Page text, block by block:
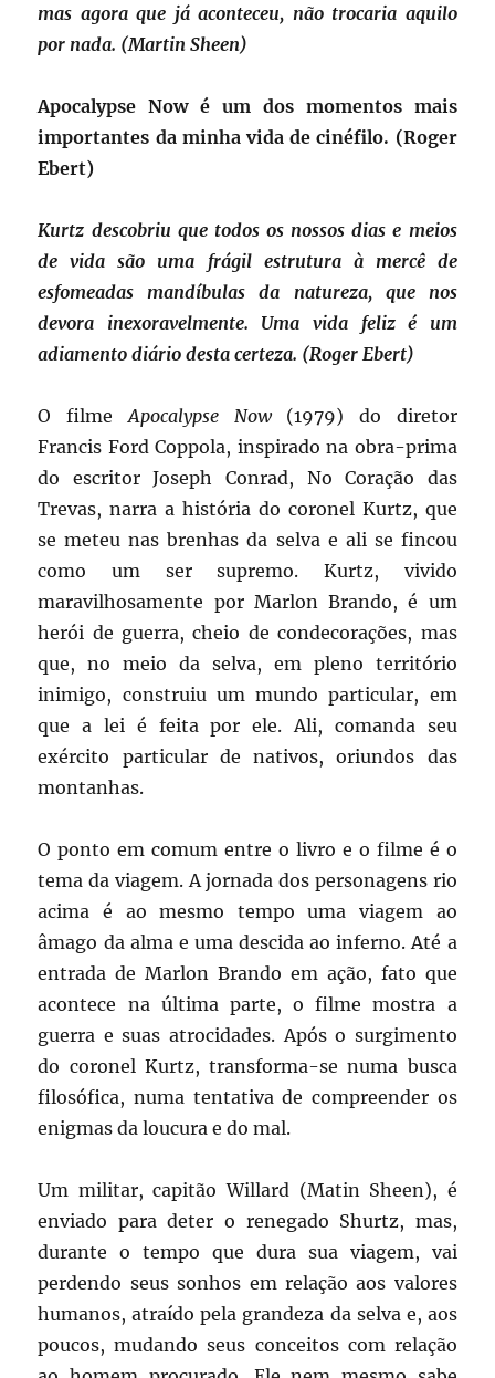
mas agora que já aconteceu, não trocaria aquilo
por nada. (Martin Sheen)
Apocalypse Now é um dos momentos mais
importantes da minha vida de cinéfilo. (Roger
Ebert)
Kurtz descobriu que todos os nossos dias e meios
de vida são uma frágil estrutura à mercê de
esfomeadas mandíbulas da natureza, que nos
devora inexoravelmente. Uma vida feliz é um
adiamento diário desta certeza. (Roger Ebert)
O filme Apocalypse Now(1979) do diretor
Francis Ford Coppola, inspirado na obra-prima
do escritor Joseph Conrad, No Coração das
Trevas, narra a história do coronel Kurtz, que
se meteu nas brenhas da selva e ali se fincou
como um ser supremo. Kurtz, vivido
maravilhosamente por Marlon Brando, é um
herói de guerra, cheio de condecorações, mas
que, no meio da selva, em pleno território
inimigo, construiu um mundo particular, em
que a lei é feita por ele. Ali, comanda seu
exército particular de nativos, oriundos das
montanhas.
O ponto em comum entre o livro e o filme é o
tema da viagem. A jornada dos personagens rio
acima é ao mesmo tempo uma viagem ao
âmago da alma e uma descida ao inferno. Até a
entrada de Marlon Brando em ação, fato que
acontece na última parte, o filme mostra a
guerra e suas atrocidades. Após o surgimento
do coronel Kurtz, transforma-se numa busca
filosófica, numa tentativa de compreender os
enigmas da loucura e do mal.
Um militar, capitão Willard (Matin Sheen), é
enviado para deter o renegado Shurtz, mas,
durante o tempo que dura sua viagem, vai
perdendo seus sonhos em relação aos valores
humanos, atraído pela grandeza da selva e, aos
poucos, mudando seus conceitos com relação